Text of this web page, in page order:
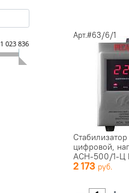
1 023 836.52
Арт.#63/6/1
цифровой,
АСН-500/1-Ц
2 173